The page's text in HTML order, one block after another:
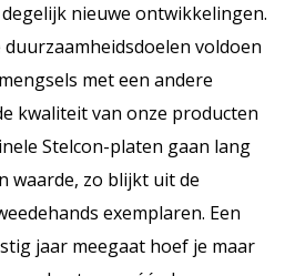
nieuwe ontwikkelingen.
duurzaamheidsdoelen voldoen
met een andere
kwaliteit van onze producten
Stelcon-platen gaan lang
waarde, zo blijkt uit de
exemplaren. Een
jaar meegaat hoef je maar